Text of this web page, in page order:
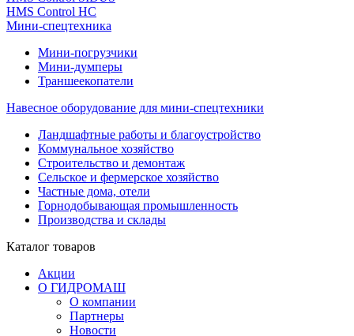
HMS Control HC
Мини-спецтехника
Мини-погрузчики
Мини-думперы
Траншеекопатели
Навесное оборудование для мини-спецтехники
Ландшафтные работы и благоустройство
Коммунальное хозяйство
Строительство и демонтаж
Сельское и фермерское хозяйство
Частные дома, отели
Горнодобывающая промышленность
Производства и склады
Каталог товаров
Акции
О ГИДРОМАШ
О компании
Партнеры
Новости